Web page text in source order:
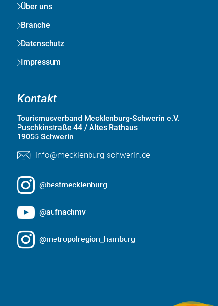
Über uns
Branche
Datenschutz
Impressum
Kontakt
Tourismusverband Mecklenburg-Schwerin e.V.
Puschkinstraße 44 / Altes Rathaus
19055 Schwerin
info@mecklenburg-schwerin.de
@bestmecklenburg
@aufnachmv
@metropolregion_hamburg